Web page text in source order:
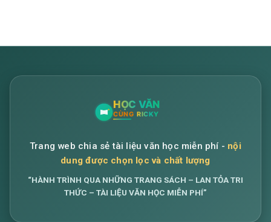
Trang web chia sẻ tài liệu văn học miễn phí - nội
dung được chọn lọc và chất lượng
“HÀNH TRÌNH QUA NHỮNG TRANG SÁCH – LAN TỎA TRI
THỨC – TÀI LIỆU VĂN HỌC MIỄN PHÍ”